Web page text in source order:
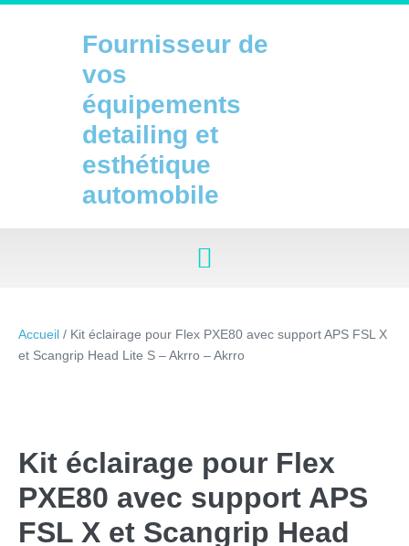
Fournisseur de
vos
équipements
detailing et
esthétique
automobile
Accueil / Kit éclairage pour Flex PXE80 avec support APS FSL X
et Scangrip Head Lite S – Akrro – Akrro
Kit éclairage pour Flex
PXE80 avec support APS
FSL X et Scangrip Head